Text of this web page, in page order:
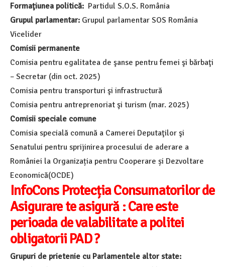
Formaţiunea politică: Partidul S.O.S. România
Grupul parlamentar: Grupul parlamentar SOS România
Vicelider
Comisii permanente
Comisia pentru egalitatea de şanse pentru femei şi bărbaţi
– Secretar (din oct. 2025)
Comisia pentru transporturi şi infrastructură
Comisia pentru antreprenoriat şi turism (mar. 2025)
Comisii speciale comune
Comisia specială comună a Camerei Deputaţilor şi
Senatului pentru sprijinirea procesului de aderare a
României la Organizația pentru Cooperare și Dezvoltare
Economică(OCDE)
InfoCons Protecția Consumatorilor de
Asigurare te asigură : Care este
perioada de valabilitate a politei
obligatorii PAD ?
Grupuri de prietenie cu Parlamentele altor state: